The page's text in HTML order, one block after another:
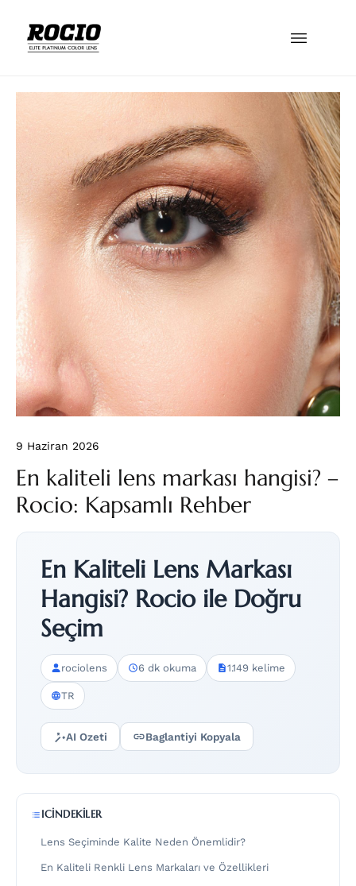
9 Haziran 2026
En kaliteli lens markası hangisi? –
Rocio: Kapsamlı Rehber
En Kaliteli Lens Markası
Hangisi? Rocio ile Doğru
Seçim
rociolens 6 dk okuma 1.149 kelime
TR
AI Ozeti Baglantiyi Kopyala
ICINDEKILER
Lens Seçiminde Kalite Neden Önemlidir?
En Kaliteli Renkli Lens Markaları ve Özellikleri